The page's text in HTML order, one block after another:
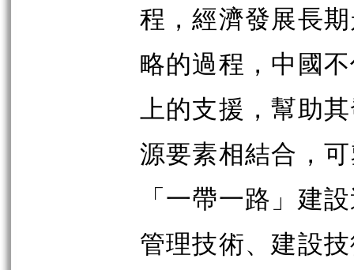
程，經濟發展長
略的過程，中國
上的支援，幫助
源要素相結合，
「一帶一路」建
管理技術、建設